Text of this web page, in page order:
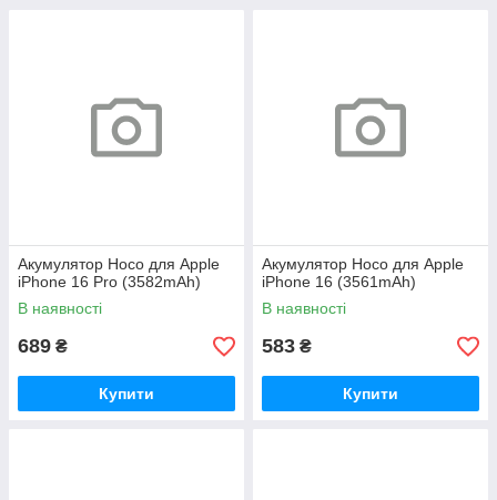
Акумулятор Hoco для Apple
iPhone 16 Pro (3582mAh)
В наявності
689 ₴
Купити
Акумулятор Hoco для Apple
iPhone 16 (3561mAh)
В наявності
583 ₴
Купити